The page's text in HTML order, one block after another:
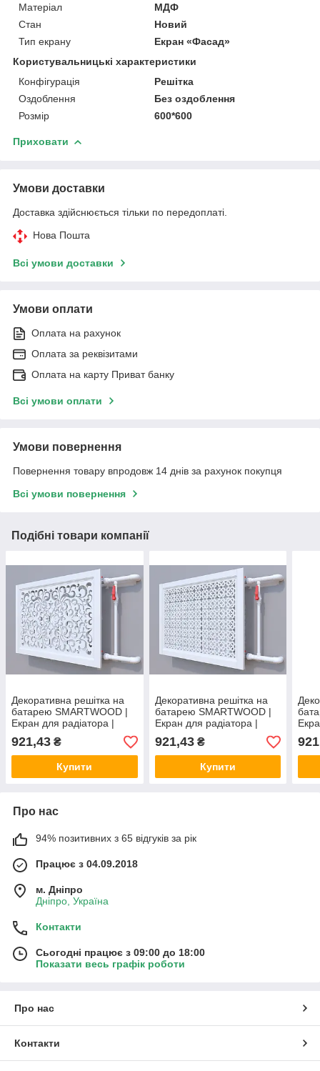
Матеріал
МДФ
Стан
Новий
Тип екрану
Екран «Фасад»
Користувальницькі характеристики
Конфігурація
Решітка
Оздоблення
Без оздоблення
Розмір
600*600
Приховати
Умови доставки
Доставка здійснюється тільки по передоплаті.
Нова Пошта
Всі умови доставки
Умови оплати
Оплата на рахунок
Оплата за реквізитами
Оплата на карту Приват банку
Всі умови оплати
Умови повернення
Повернення товару впродовж 14 днів за рахунок покупця
Всі умови повернення
Подібні товари компанії
Декоративна решітка на
батарею SMARTWOOD |
Екран для радіатора |
Накладка на батарею
600*600
921,43 ₴
Купити
Декоративна решітка на
батарею SMARTWOOD |
Екран для радіатора |
Накладка на батарею
600*600
921,43₴
Купити
Про нас
94% позитивних з 65 відгуків за рік
Працює з 04.09.2018
м. Дніпро
Дніпро, Україна
Контакти
Сьогодні працює з 09:00 до 18:00
Показати весь графік роботи
Про нас
Контакти